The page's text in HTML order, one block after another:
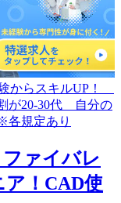
ファイバレ
ア！CAD使